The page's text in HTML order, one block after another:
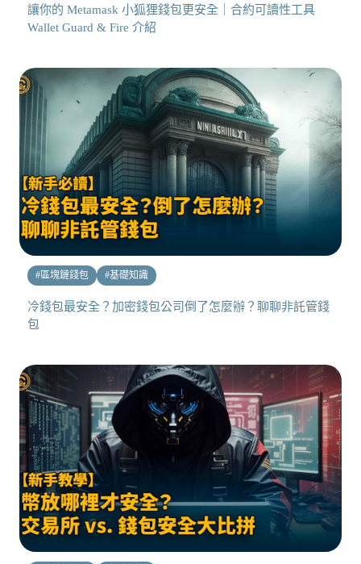
讓你的 Metamask 小狐狸錢包更安全｜合約可讀性工具
Wallet Guard & Fire 介紹
#區塊鏈錢包 #基礎知識
冷錢包最安全？加密錢包公司倒了怎麼辦？聊聊非託管錢
包